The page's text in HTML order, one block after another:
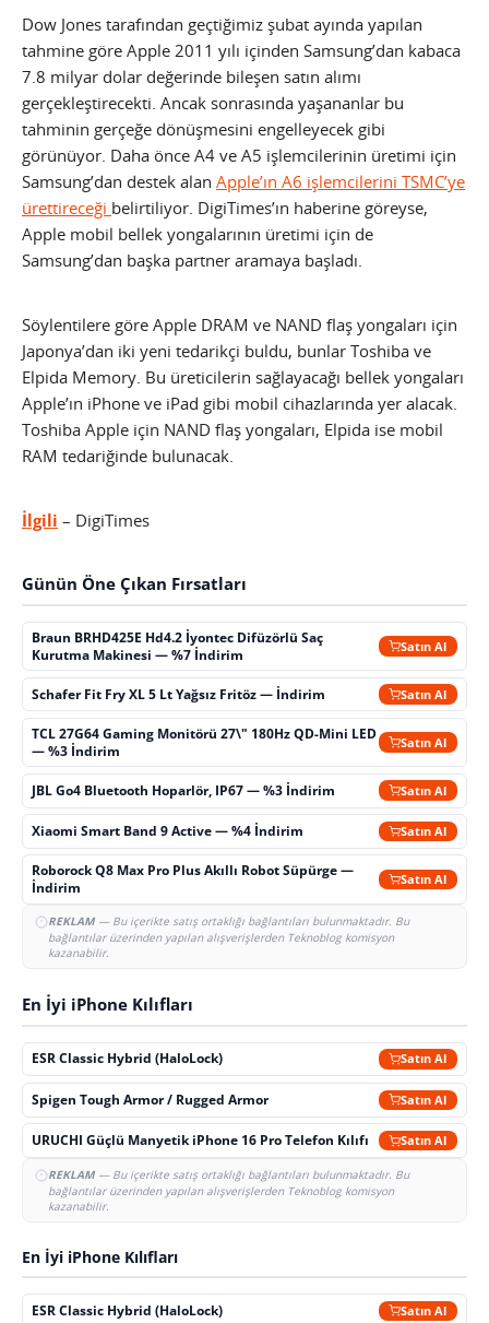
Dow Jones tarafından geçtiğimiz şubat ayında yapılan
tahmine göre Apple 2011 yılı içinden Samsung’dan kabaca
7.8 milyar dolar değerinde bileşen satın alımı
gerçekleştirecekti. Ancak sonrasında yaşananlar bu
tahminin gerçeğe dönüşmesini engelleyecek gibi
görünüyor. Daha önce A4 ve A5 işlemcilerinin üretimi için
Samsung’dan destek alan Apple’ın A6 işlemcilerini TSMC’ye
ürettireceği belirtiliyor. DigiTimes’ın haberine göreyse,
Apple mobil bellek yongalarının üretimi için de
Samsung’dan başka partner aramaya başladı.
Söylentilere göre Apple DRAM ve NAND flaş yongaları için
Japonya’dan iki yeni tedarikçi buldu, bunlar Toshiba ve
Elpida Memory. Bu üreticilerin sağlayacağı bellek yongaları
Apple’ın iPhone ve iPad gibi mobil cihazlarında yer alacak.
Toshiba Apple için NAND flaş yongaları, Elpida ise mobil
RAM tedariğinde bulunacak.
İlgili – DigiTimes
Günün Öne Çıkan Fırsatları
Braun BRHD425E Hd4.2 İyontec Difüzörlü Saç
Kurutma Makinesi — %7 İndirim
Satın Al
Schafer Fit Fry XL 5 Lt Yağsız Fritöz — İndirim Satın Al
TCL 27G64 Gaming Monitörü 27\" 180Hz QD-Mini LED
— %3 İndirim
Satın Al
JBL Go4 Bluetooth Hoparlör, IP67 — %3 İndirim Satın Al
Xiaomi Smart Band 9 Active — %4 İndirim Satın Al
Roborock Q8 Max Pro Plus Akıllı Robot Süpürge —
İndirim
Satın Al
REKLAM— Bu içerikte satış ortaklığı bağlantıları bulunmaktadır. Bu
bağlantılar üzerinden yapılan alışverişlerden Teknoblog komisyon
kazanabilir.
En İyi iPhone Kılıfları
ESR Classic Hybrid (HaloLock) Satın Al
Spigen Tough Armor / Rugged Armor Satın Al
URUCHI Güçlü Manyetik iPhone 16 Pro Telefon Kılıfı Satın Al
REKLAM— Bu içerikte satış ortaklığı bağlantıları bulunmaktadır. Bu
bağlantılar üzerinden yapılan alışverişlerden Teknoblog komisyon
kazanabilir.
En İyi iPhone Kılıfları
ESR Classic Hybrid (HaloLock) Satın Al